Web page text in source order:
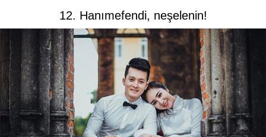
12. Hanımefendi, neşelenin!